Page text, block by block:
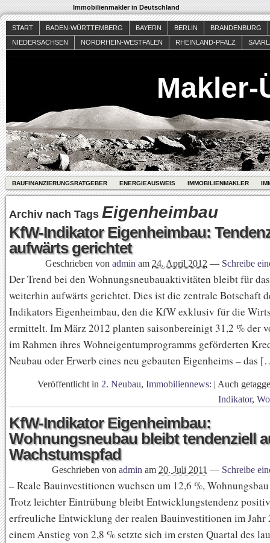
Immobilienmakler in Deutschland
START BADEN-WÜRTTEMBERG BAYERN BERLIN
BRANDENBURG
NIEDERSACHSEN
NORDRHEIN-WESTFALEN RHEINLAND-PFALZ
Makler-
BAUFINANZIERUNGSRATGEBER ENERGIEAUSWEIS IMMOBILIENMAKLER
Archiv nach Tags Eigenheimbau
KfW-Indikator Eigenheimbau:
aufwärts gerichtet
Geschrieben von admin am 24. April 2012 — Schreibe
Der Trend bei den Wohnungsneubauaktivitäten bleibt für
weiterhin aufwärts gerichtet. Dies ist die zentrale Botschaft
Indikators Eigenheimbau, den die KfW exklusiv für die
ermittelt. Im März 2012 planten saisonbereinigt 31,2 % der
im Rahmen ihres Wohneigentumprogramms geförderten
Neubau oder Erwerb eines neu gebauten Eigenheims – das
Veröffentlicht in 2. Neubau, Immobiliennews: | Auch
Indikator,
KfW-Indikator Eigenheimbau:
Wohnungsneubau bleibt tendenziell
Wachstumspfad
Geschrieben von admin am 20. Juli 2011 — Schreibe
– Reale Bauinvestitionen wuchsen um 12,6 %,
Trotz leichter Eintrübung bleibt Entwicklungstendenz
erfreuliche Entwicklung der realen Bauinvestitionen im Jahr
einem Anstieg von 2,8 % setzte sich im ersten Quartal des